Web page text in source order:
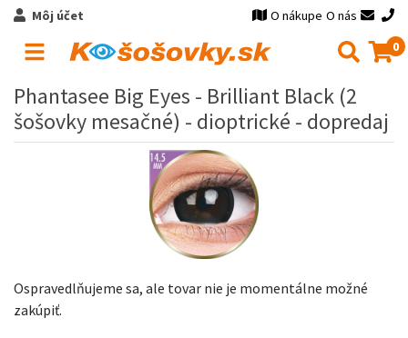
Môj účet O nákupe O nás
0
Phantasee Big Eyes - Brilliant Black (2
šošovky mesačné) - dioptrické - dopredaj
Ospravedlňujeme sa, ale tovar nie je momentálne možné
zakúpiť.